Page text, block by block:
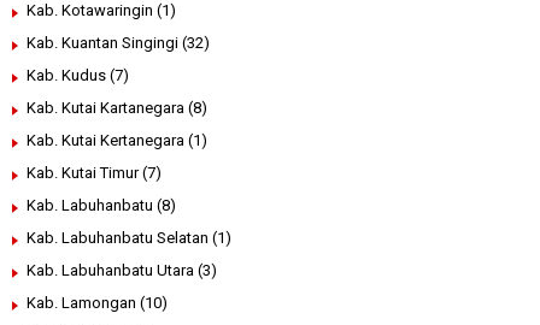
Kab. Kotawaringin (1)
Kab. Kuantan Singingi (32)
Kab. Kudus (7)
Kab. Kutai Kartanegara (8)
Kab. Kutai Kertanegara (1)
Kab. Kutai Timur (7)
Kab. Labuhanbatu (8)
Kab. Labuhanbatu Selatan (1)
Kab. Labuhanbatu Utara (3)
Kab. Lamongan (10)